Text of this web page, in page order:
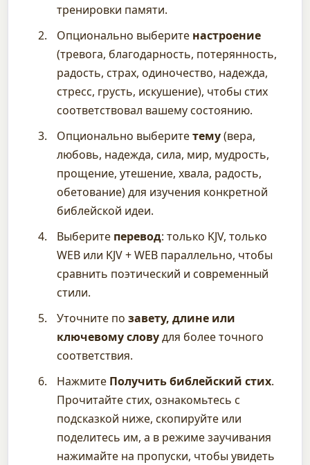
тренировки памяти.
Опционально выберите настроение
(тревога, благодарность, потерянность,
радость, страх, одиночество, надежда,
стресс, грусть, искушение), чтобы стих
соответствовал вашему состоянию.
Опционально выберитетему(вера,
любовь, надежда, сила, мир, мудрость,
прощение, утешение, хвала, радость,
обетование) для изучения конкретной
библейской идеи.
Выберите перевод: только KJV, только
WEB или KJV + WEB параллельно, чтобы
сравнить поэтический и современный
стили.
Уточните позавету, длине или
ключевому словудля более точного
соответствия.
Нажмите Получить библейский стих.
Прочитайте стих, ознакомьтесь с
подсказкой ниже, скопируйте или
поделитесь им, а в режиме заучивания
нажимайте на пропуски, чтобы увидеть